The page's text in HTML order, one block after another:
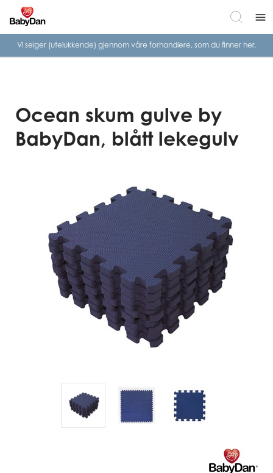
menu
Vi selger (utelukkende) gjennom våre forhandlere, som du finner her.
Ocean skum gulve by
BabyDan, blått lekegulv